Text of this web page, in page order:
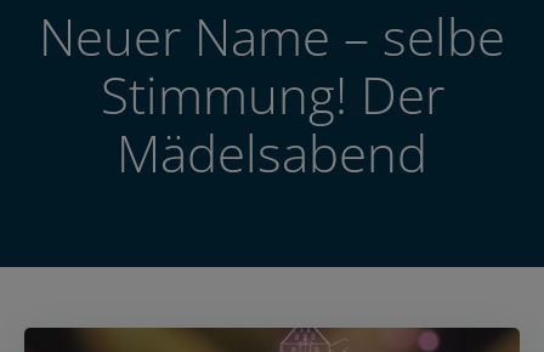
Neuer Name – selbe
Stimmung! Der
Mädelsabend